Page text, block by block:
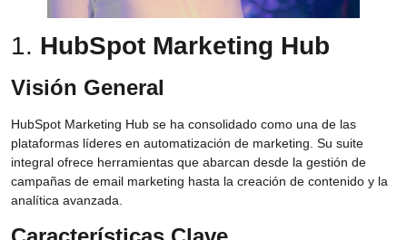
1. HubSpot Marketing Hub
Visión General
HubSpot Marketing Hub se ha consolidado como una de las
plataformas líderes en automatización de marketing. Su suite
integral ofrece herramientas que abarcan desde la gestión de
campañas de email marketing hasta la creación de contenido y la
analítica avanzada.